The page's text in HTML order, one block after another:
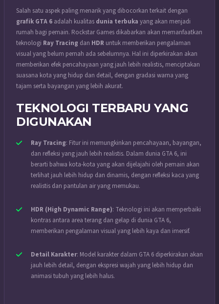
Salah satu aspek paling menarik yang dibocorkan terkait dengan
grafik GTA 6 adalah kualitas dunia terbuka yang akan menjadi
rumah bagi pemain. Rockstar Games dikabarkan akan memanfaatkan
teknologi Ray Tracing dan HDR untuk memberikan pengalaman
visual yang belum pernah ada sebelumnya. Hal ini diperkirakan akan
memberikan efek pencahayaan yang jauh lebih realistis, menciptakan
suasana kota yang hidup dan detail, dengan gradasi warna yang
tajam serta bayangan yang lebih akurat.
TEKNOLOGI TERBARU YANG
DIGUNAKAN
Ray Tracing: Fitur ini memungkinkan pencahayaan, bayangan,
dan refleksi yang jauh lebih realistis. Dalam dunia GTA 6, ini
berarti bahwa kota-kota yang akan dijelajahi oleh pemain akan
terlihat jauh lebih hidup dan dinamis, dengan refleksi kaca yang
realistis dan pantulan air yang memukau.
HDR (High Dynamic Range): Teknologi ini akan memperbaiki
kontras antara area terang dan gelap di dunia GTA 6,
memberikan pengalaman visual yang lebih kaya dan imersif.
Detail Karakter: Model karakter dalam GTA 6 diperkirakan akan
jauh lebih detail, dengan ekspresi wajah yang lebih hidup dan
animasi tubuh yang lebih halus.